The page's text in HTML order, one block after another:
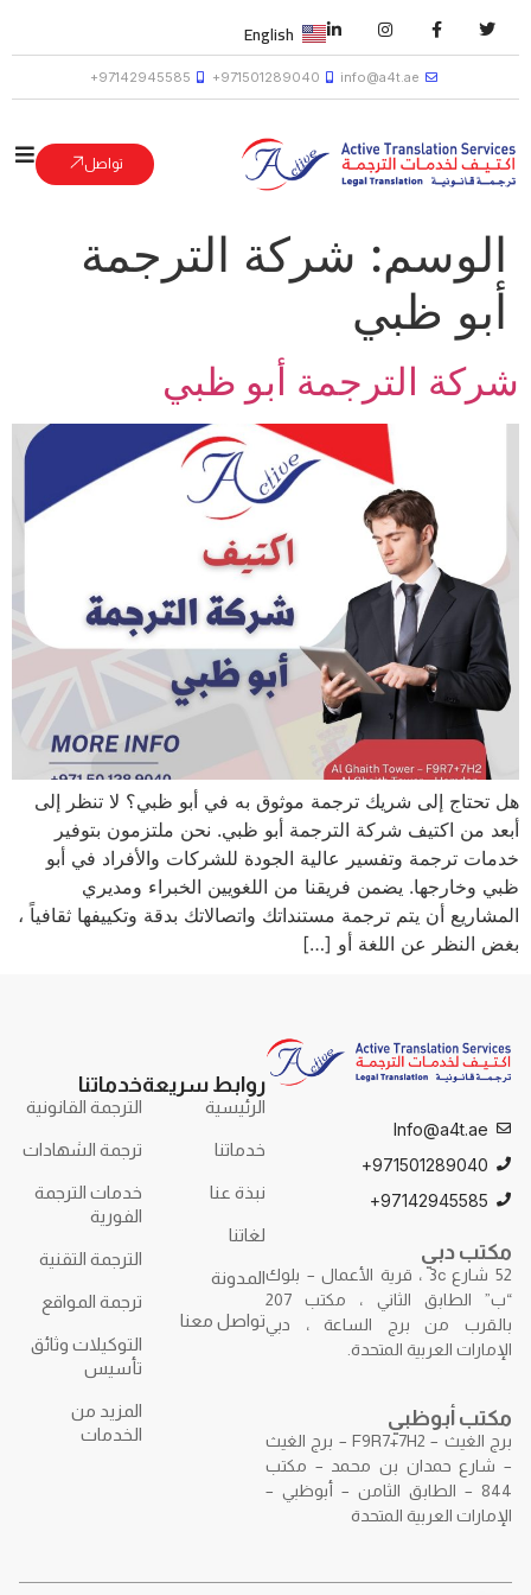
info@a4t.ae
971501289040+
97142945585+
English
تواصل
الوسم: شركة الترجمة
أبو ظبي
شركة الترجمة أبو ظبي
هل تحتاج إلى شريك ترجمة موثوق به في أبو ظبي؟ لا تنظر إلى
أبعد من اكتيف شركة الترجمة أبو ظبي. نحن ملتزمون بتوفير
خدمات ترجمة وتفسير عالية الجودة للشركات والأفراد في أبو
ظبي وخارجها. يضمن فريقنا من اللغويين الخبراء ومديري
المشاريع أن يتم ترجمة مستنداتك واتصالاتك بدقة وتكييفها ثقافياً ،
بغض النظر عن اللغة أو […]
Info@a4t.ae
971501289040+
97142945585+
مكتب دبي
52 شارع 3c ، قرية الأعمال – بلوك
“ب” الطابق الثاني ، مكتب 207
بالقرب من برج الساعة ، دبي
الإمارات العربية المتحدة.
مكتب أبوظبي
برج الغيث – F9R7+7H2 – برج الغيث
– شارع حمدان بن محمد – مكتب
844 – الطابق الثامن – أبوظبي –
الإمارات العربية المتحدة
روابط سريعة
الرئيسية
خدماتنا
نبذة عنا
لغاتنا
المدونة
تواصل معنا
خدماتنا
الترجمة القانونية
ترجمة الشهادات
خدمات الترجمة
الفورية
الترجمة التقنية
ترجمة المواقع
التوكيلات وثائق
تأسيس
المزيد من
الخدمات